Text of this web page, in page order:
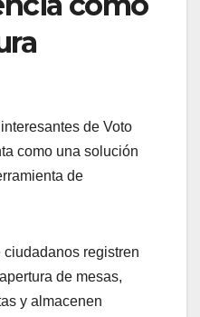
de Voto
como una solución
de
registren
de mesas,
y almacenen